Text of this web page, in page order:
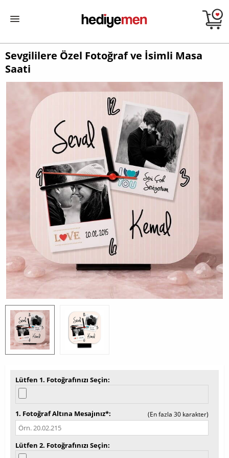
Sevgililere Özel Fotoğraf ve İsimli Masa
Saati
Lütfen 1. Fotoğrafınızı Seçin
1. Fotoğraf Altına Mesajınız* (En fazla 30 karakter)
Lütfen 2. Fotoğrafınızı Seçin